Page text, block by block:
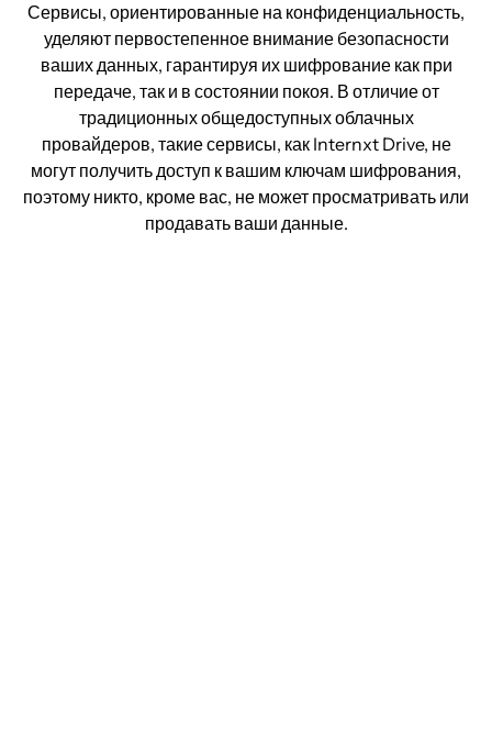
Сервисы, ориентированные на конфиденциальность,
уделяют первостепенное внимание безопасности
ваших данных, гарантируя их шифрование как при
передаче, так и в состоянии покоя. В отличие от
традиционных общедоступных облачных
провайдеров, такие сервисы, как Internxt Drive, не
могут получить доступ к вашим ключам шифрования,
поэтому никто, кроме вас, не может просматривать или
продавать ваши данные.